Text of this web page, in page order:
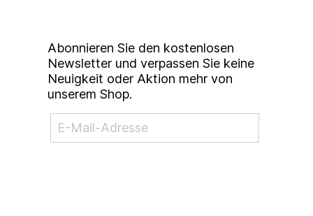
Abonnieren Sie den kostenlosen
Newsletter und verpassen Sie keine
Neuigkeit oder Aktion mehr von
unserem Shop.